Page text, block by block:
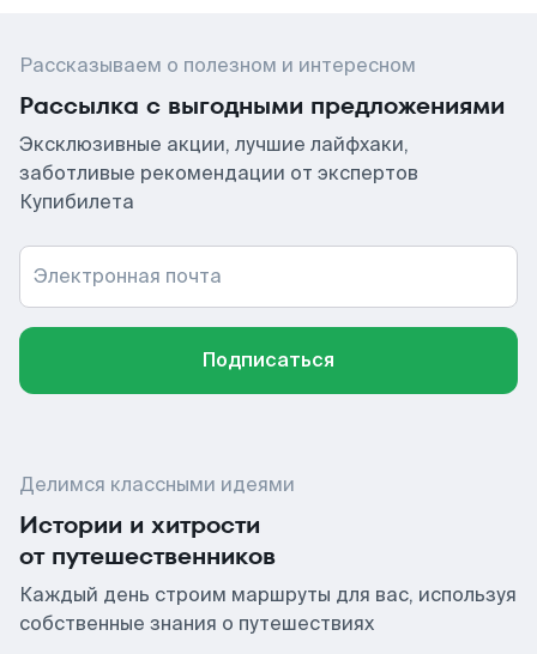
Рассказываем о полезном и интересном
Рассылка с выгодными предложениями
Эксклюзивные акции, лучшие лайфхаки,
заботливые рекомендации от экспертов
Купибилета
Электронная почта
Подписаться
Делимся классными идеями
Истории и хитрости
от путешественников
Каждый день строим маршруты для вас, используя
собственные знания о путешествиях